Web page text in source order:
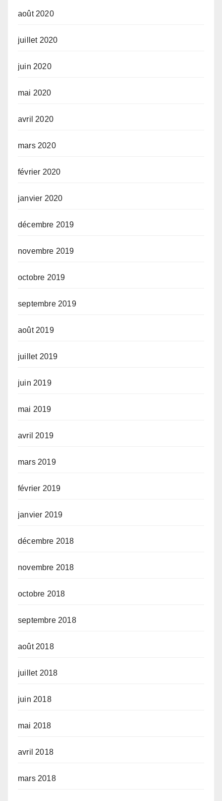
août 2020
juillet 2020
juin 2020
mai 2020
avril 2020
mars 2020
février 2020
janvier 2020
décembre 2019
novembre 2019
octobre 2019
septembre 2019
août 2019
juillet 2019
juin 2019
mai 2019
avril 2019
mars 2019
février 2019
janvier 2019
décembre 2018
novembre 2018
octobre 2018
septembre 2018
août 2018
juillet 2018
juin 2018
mai 2018
avril 2018
mars 2018